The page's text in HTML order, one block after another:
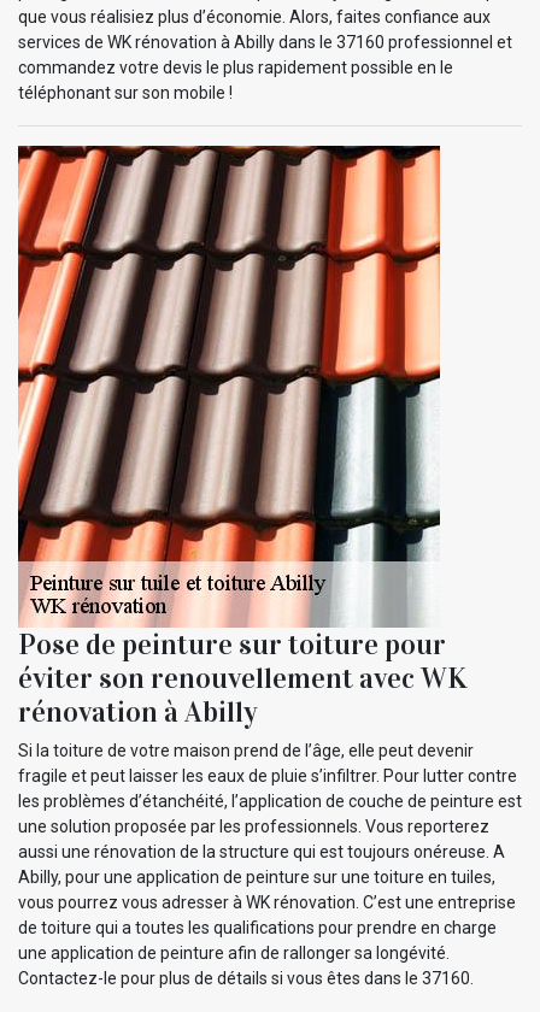
que vous réalisiez plus d’économie. Alors, faites confiance aux
services de WK rénovation à Abilly dans le 37160 professionnel et
commandez votre devis le plus rapidement possible en le
téléphonant sur son mobile !
Pose de peinture sur toiture pour
éviter son renouvellement avec WK
rénovation à Abilly
Si la toiture de votre maison prend de l’âge, elle peut devenir
fragile et peut laisser les eaux de pluie s’infiltrer. Pour lutter contre
les problèmes d’étanchéité, l’application de couche de peinture est
une solution proposée par les professionnels. Vous reporterez
aussi une rénovation de la structure qui est toujours onéreuse. A
Abilly, pour une application de peinture sur une toiture en tuiles,
vous pourrez vous adresser à WK rénovation. C’est une entreprise
de toiture qui a toutes les qualifications pour prendre en charge
une application de peinture afin de rallonger sa longévité.
Contactez-le pour plus de détails si vous êtes dans le 37160.